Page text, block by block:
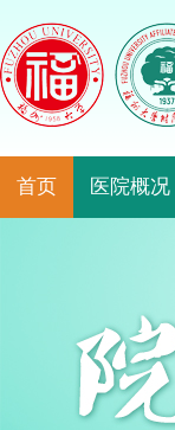
首页 医院概况